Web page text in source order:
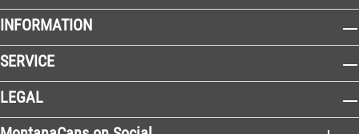
INFORMATION
SERVICE
LEGAL